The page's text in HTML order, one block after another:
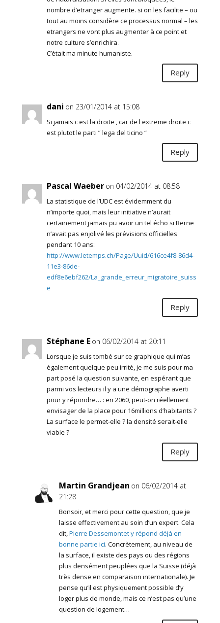
nombre d’etranger augmente. si on les facilite – ou
tout au moins considère ce processus normal – les
etrangers ne vont plus augmenter à ce point et
notre culture s’enrichira.
C’était ma minute humaniste.
Reply
dani on 23/01/2014 at 15:08
Si jamais c est la droite , car de l extreme droite c
est plutot le parti ” lega del ticino “
Reply
Pascal Waeber on 04/02/2014 at 08:58
La statistique de l’UDC est évidemment du
n’importe quoi, mais leur initiative n’aurait
certainement jamais pu avoir un tel écho si Berne
n’avait pas enjolivé les prévisions officielles
pendant 10 ans:
http://www.letemps.ch/Page/Uuid/616ce4f8-86d4-
11e3-86de-
edf8e6ebf262/La_grande_erreur_migratoire_suiss
e
Reply
Stéphane E on 06/02/2014 at 20:11
Lorsque je suis tombé sur ce graphique qui m’as
également quelque peu irrité, je me suis pour ma
part posé la question suivante, en espérant que
parmi vos lecteurs il y a une démographe averti
pour y répondre… : en 2060, peut-on réellement
envisager de la place pour 16millions d’habitants ?
La surface le permet-elle ? la densité serait-elle
viable ?
Reply
Martin Grandjean on 06/02/2014 at
21:28
Bonsoir, et merci pour cette question, que je
laisse effectivement au soin d’un expert. Cela
dit,Pierre Dessemontet y répond déjà en
bonne partie ici. Concrètement, au niveau de
la surface, il existe des pays ou des régions
plus densément peuplées que la Suisse (déjà
très dense en comparaison internationale). Je
pense qu’il est physiquement possible d’y
loger plus de monde, mais ce n’est pas qu’une
question de logement…